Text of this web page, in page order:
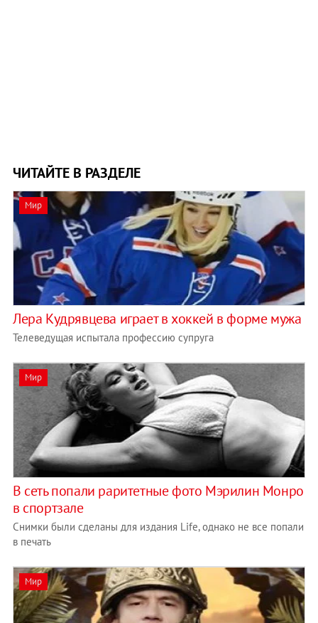
ЧИТАЙТЕ В РАЗДЕЛЕ
Мир
Лера Кудрявцева играет в хоккей в форме мужа
Телеведущая испытала профессию супруга
Мир
В сеть попали раритетные фото Мэрилин Монро
в спортзале
Снимки были сделаны для издания Life, однако не все попали
в печать
Мир